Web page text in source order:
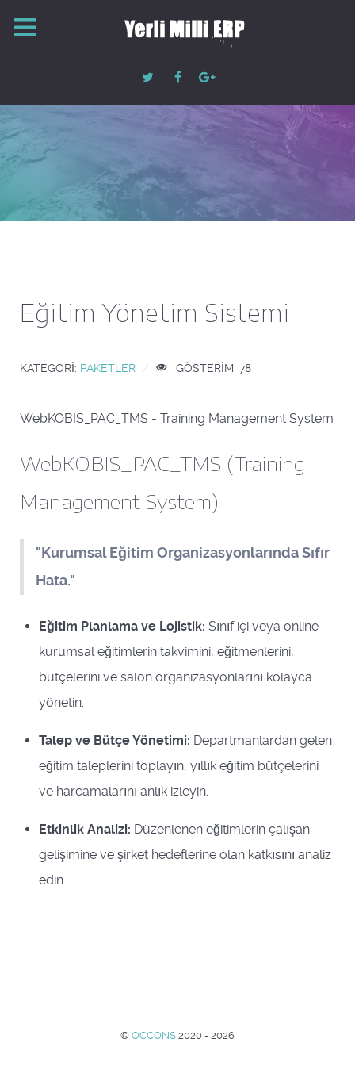
Eğitim Yönetim Sistemi
KATEGORI: PAKETLER GÖSTERIM: 78
WebKOBIS_PAC_TMS - Training Management System
WebKOBIS_PAC_TMS (Training
Management System)
"Kurumsal Eğitim Organizasyonlarında Sıfır
Hata."
Eğitim Planlama ve Lojistik: Sınıf içi veya online
kurumsal eğitimlerin takvimini, eğitmenlerini,
bütçelerini ve salon organizasyonlarını kolayca
yönetin.
Talep ve Bütçe Yönetimi: Departmanlardan gelen
eğitim taleplerini toplayın, yıllık eğitim bütçelerini
ve harcamalarını anlık izleyin.
Etkinlik Analizi: Düzenlenen eğitimlerin çalışan
gelişimine ve şirket hedeflerine olan katkısını analiz
edin.
© OCCONS 2020 - 2026